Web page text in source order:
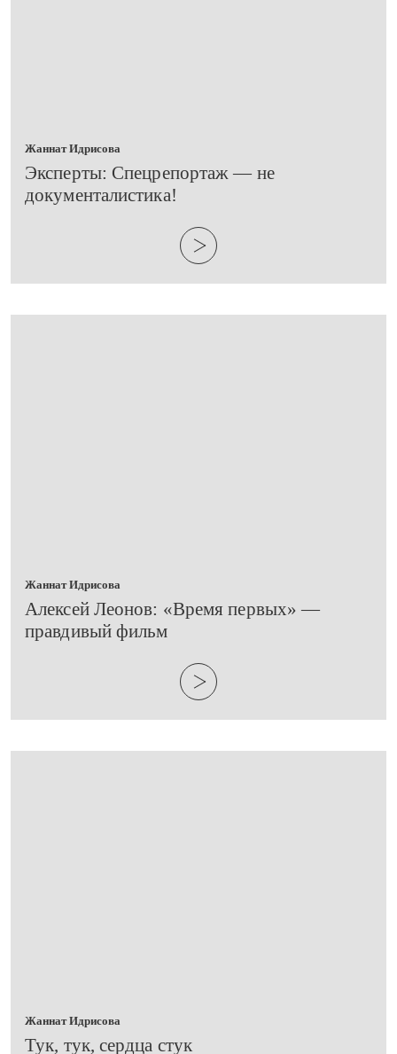
Жаннат Идрисова
Эксперты: Спецрепортаж — не
документалистика!
Жаннат Идрисова
​Алексей Леонов: «Время первых» —
правдивый фильм
Жаннат Идрисова
​Тук, тук, сердца стук